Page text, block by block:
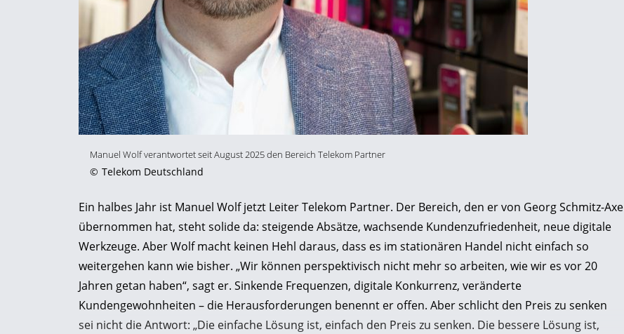
Manuel Wolf verantwortet seit August 2025 den Bereich Telekom Partner
© Telekom Deutschland
Ein halbes Jahr ist Manuel Wolf jetzt Leiter Telekom Partner. Der Bereich, den er von Georg Schmitz-Axe
übernommen hat, steht solide da: steigende Absätze, wachsende Kundenzufriedenheit, neue digitale
Werkzeuge. Aber Wolf macht keinen Hehl daraus, dass es im stationären Handel nicht einfach so
weitergehen kann wie bisher. „Wir können perspektivisch nicht mehr so arbeiten, wie wir es vor 20
Jahren getan haben“, sagt er. Sinkende Frequenzen, digitale Konkurrenz, veränderte
Kundengewohnheiten – die Herausforderungen benennt er offen. Aber schlicht den Preis zu senken
sei nicht die Antwort: „Die einfache Lösung ist, einfach den Preis zu senken. Die bessere Lösung ist,